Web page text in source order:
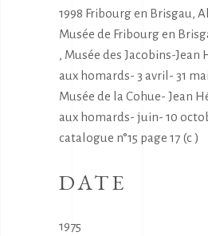
1998 Fribourg en Brisgau,
Musée de Fribourg en
, Musée des Jacobins-Jean
aux homards- 3 avril- 31
Musée de la Cohue- Jean
aux homards- juin- 10
catalogue n°15 page 17 (c )
DATE
1975